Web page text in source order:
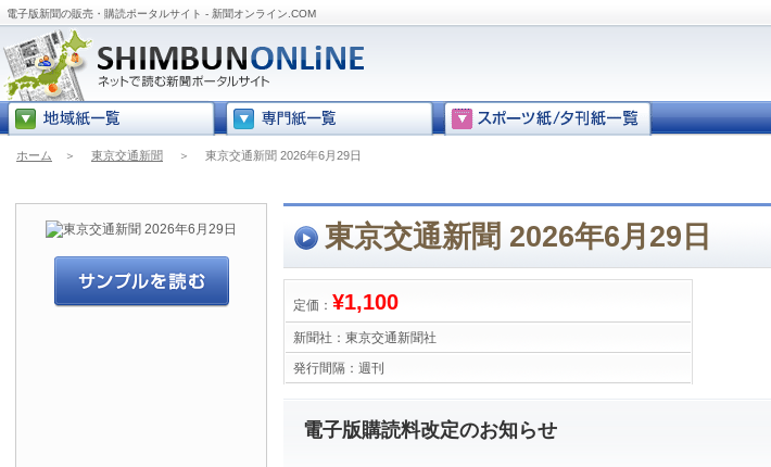
電子版新聞の販売・購読ポータルサイト - 新聞オンライン.COM
ホーム ＞ 東京交通新聞 ＞ 東京交通新聞 2026年6月29日
東京交通新聞 2026年6月29日
定価： ¥1,100
新聞社： 東京交通新聞社
発行間隔： 週刊
電子版購読料改定のお知らせ